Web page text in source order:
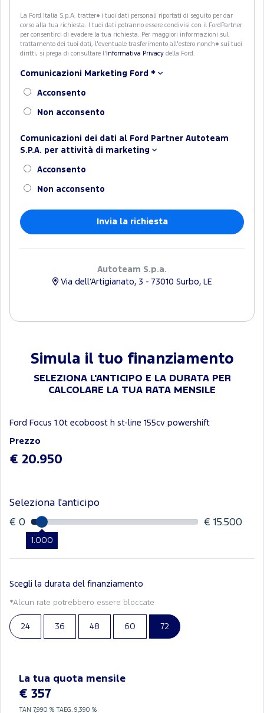
La Ford Italia S.p.A. tratter� i tuoi dati personali riportati di seguito per dar
corso alla tua richiesta. I tuoi dati potranno essere condivisi con il FordPartner
per consentirci di evadere la tua richiesta. Per maggiori informazioni sul
trattamento dei tuoi dati, l'eventuale trasferimento all'estero nonch� sui tuoi
diritti, si prega di consultare l' Informativa Privacy della Ford.
Comunicazioni Marketing Ford *
Acconsento
Non acconsento
Comunicazioni dei dati al Ford Partner Autoteam
S.P.A. per attività di marketing
Acconsento
Non acconsento
Autoteam S.p.a.
Via dell’Artigianato, 3 - 73010 Surbo, LE
Simula il tuo finanziamento
SELEZIONA L'ANTICIPO E LA DURATA PER
CALCOLARE LA TUA RATA MENSILE
Ford Focus 1.0t ecoboost h st-line 155cv powershift
Prezzo
€ 20.950
Seleziona l'anticipo
€ 0
1.000
€ 15.500
Scegli la durata del finanziamento
*Alcun rate potrebbero essere bloccate
24 36 48 60 72
La tua quota mensile
€ 357
TAN 7,990 % TAEG. 9,390 %